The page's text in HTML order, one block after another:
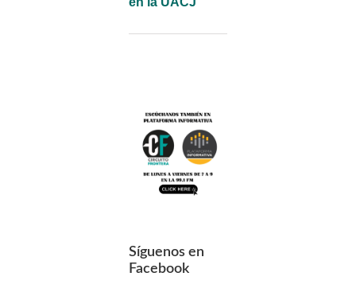
Síguenos en
Facebook